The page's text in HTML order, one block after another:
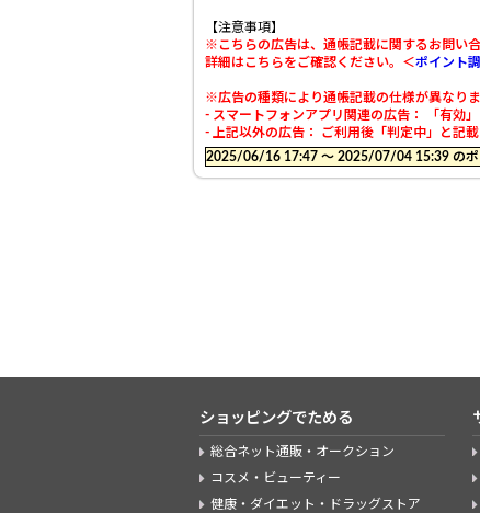
【注意事項】
※こちらの広告は、通帳記載に関するお問い
詳細はこちらをご確認ください。＜ポイント
※広告の種類により通帳記載の仕様が異なりま
- スマートフォンアプリ関連の広告： 「有効
- 上記以外の広告： ご利用後「判定中」と記
2025/06/16 17:47 〜 2025/07/04 15:39 のポ
ショッピングでためる
総合ネット通販・オークション
コスメ・ビューティー
健康・ダイエット・ドラッグストア